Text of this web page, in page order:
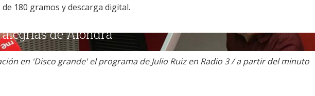
180 gramos y descarga digital.
en 'Disco grande' el programa de Julio Ruiz en Radio 3 / a partir del minuto